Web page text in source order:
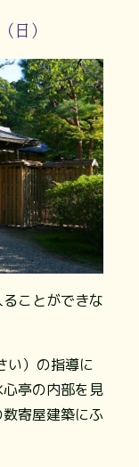
日）
ことができな
い）の指導に
亭の内部を見
寄屋建築にふ